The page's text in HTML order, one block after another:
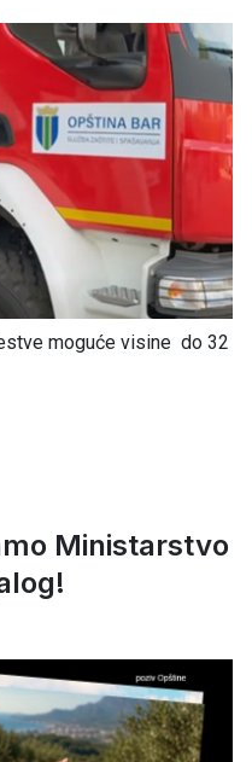
moguće visine do 32
Ministarstvo